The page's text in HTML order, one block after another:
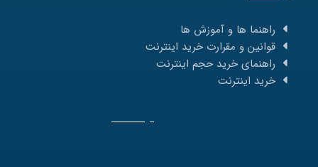
راهنما ها و آموزش ها
قوانین و مقرارت خرید اینترنت
راهنمای خرید حجم اینترنت
خرید اینترنت